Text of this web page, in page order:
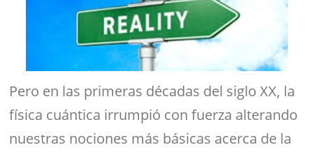
Pero en las primeras décadas del siglo XX, la
física cuántica irrumpió con fuerza alterando
nuestras nociones más básicas acerca de la